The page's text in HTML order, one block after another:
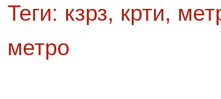
Теги: кзрз, крти,
метро